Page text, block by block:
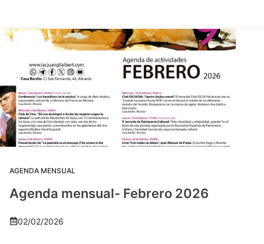
AGENDA MENSUAL
Agenda mensual- Febrero 2026
02/02/2026